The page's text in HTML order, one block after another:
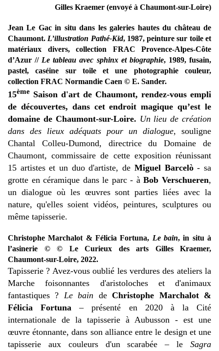
Gilles Kraemer (envoyé à Chaumont-sur-Loire)
Jean Le Gac in situ dans les galeries hautes du château de
Chaumont. L’illustration Pathé-Kid, 1987, peinture sur toile et
matériaux divers, collection FRAC Provence-Alpes-Côte
d’Azur // Le tableau avec sphinx et biographie, 1989, fusain,
pastel, caséine sur toile et une photographie couleur,
collection FRAC Normandie Caen © E. Sander.
15ème Saison d'art de Chaumont, rendez-vous empli
de découvertes, dans cet endroit magique qu’est le
domaine de Chaumont-sur-Loire. Un lieu de création
dans des lieux adéquats pour un dialogue, souligne
Chantal Colleu-Dumond, directrice du Domaine de
Chaumont, commissaire de cette exposition réunissant
15 artistes et un duo d'artiste, de Miguel Barcelò- sa
grotte en céramique dans le parc - àBob Verschueren,
un dialogue où les œuvres sont parties liées avec la
nature, qu'elles soient vidéos, peintures, sculptures ou
même tapisserie.
Christophe Marchalot & Félicia Fortuna, Le bain, in situ à
l’asinerie © © Le Curieux des arts Gilles Kraemer,
Chaumont-sur-Loire, 2022.
Tapisserie ? Avez-vous oublié les verdures des ateliers la
Marche foisonnantes d'aristoloches et d'animaux
fantastiques ? Le bain deChristophe Marchalot &
Félicia Fortuna – présenté en 2020 à la Cité
internationale de la tapisserie à Aubusson - est une
œuvre étonnante, dans son alliance entre le design et une
tapisserie aux couleurs d'un scarabée – le Sagra